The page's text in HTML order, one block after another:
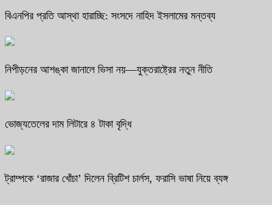
বিএনপির প্রতি আস্থা হারাচ্ছি: সংসদে নাহিদ ইসলামের মন্তব্য
নিপীড়নের আশঙ্কা জানালে ভিসা নয়—যুক্তরাষ্ট্রের নতুন নীতি
ভোজ্যতেলের দাম লিটারে ৪ টাকা বৃদ্ধি
ট্রাম্পকে ‘রাজার খোঁচা’ দিলেন ব্রিটিশ চার্লস, ফরাসি ভাষা নিয়ে ব্যঙ্গ